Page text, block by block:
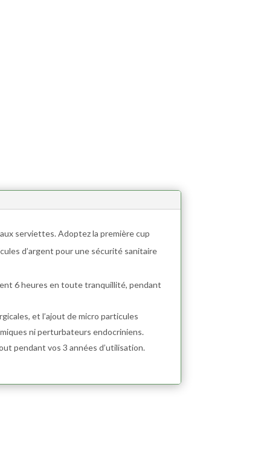
serviettes. Adoptez la première cup
d’argent pour une sécurité sanitaire
6 heures en toute tranquillité, pendant
et l’ajout de micro particules
ni perturbateurs endocriniens.
pendant vos 3 années d’utilisation.